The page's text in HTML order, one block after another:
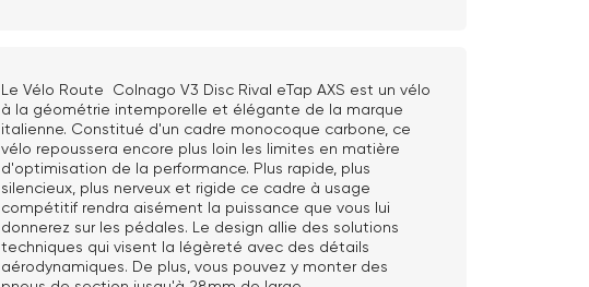
Le Vélo Route Colnago V3 Disc Rival eTap AXS est un vélo
à la géométrie intemporelle et élégante de la marque
italienne. Constitué d'un cadre monocoque carbone, ce
vélo repoussera encore plus loin les limites en matière
d'optimisation de la performance. Plus rapide, plus
silencieux, plus nerveux et rigide ce cadre à usage
compétitif rendra aisément la puissance que vous lui
donnerez sur les pédales. Le design allie des solutions
techniques qui visent la légèreté avec des détails
aérodynamiques. De plus, vous pouvez y monter des